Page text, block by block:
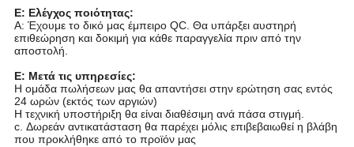
Ε: Ελέγχος ποιότητας:
Α: Έχουμε το δικό μας έμπειρο QC. Θα υπάρξει αυστηρή
επιθεώρηση και δοκιμή για κάθε παραγγελία πριν από την
αποστολή.
Ε: Μετά τις υπηρεσίες:
Η ομάδα πωλήσεων μας θα απαντήσει στην ερώτηση σας εντός
24 ωρών (εκτός των αργιών)
Η τεχνική υποστήριξη θα είναι διαθέσιμη ανά πάσα στιγμή.
c. Δωρεάν αντικατάσταση θα παρέχει μόλις επιβεβαιωθεί η βλάβη
που προκλήθηκε από το προϊόν μας